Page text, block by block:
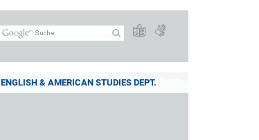
ENGLISH & AMERICAN STUDIES DEPT.